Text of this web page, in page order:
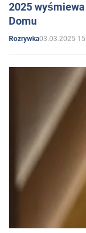
2025
Domu
Rozrywka03.03.2025